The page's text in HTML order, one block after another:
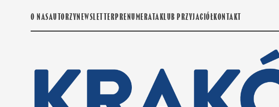
O NASAUTORZYNEWSLETTERPRENUMERATAKLUB PRZYJACIÓŁKONTAKT